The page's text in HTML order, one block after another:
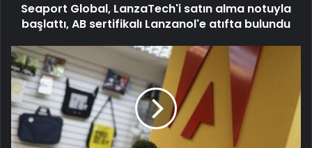
Seaport Global, LanzaTech'i satın alma notuyla
başlattı, AB sertifikalı Lanzanol'e atıfta bulundu